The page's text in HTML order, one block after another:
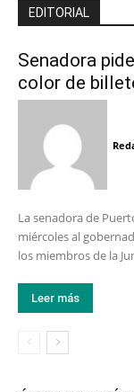
EDITORIAL
Senadora
color de
La senadora de
miércoles al
los miembros de la
Leer más